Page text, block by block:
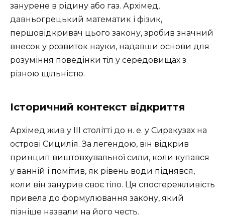
занурене в рідину або газ. Архімед,
давньогрецький математик і фізик,
першовідкривач цього закону, зробив значний
внесок у розвиток науки, надавши основи для
розуміння поведінки тіл у середовищах з
різною щільністю.
Історичний контекст відкриття
Архімед жив у III столітті до н. е. у Сиракузах на
острові Сицилія. За легендою, він відкрив
принцип виштовхувальної сили, коли купався
у ванній і помітив, як рівень води піднявся,
коли він занурив своє тіло. Ця спостережливість
привела до формулювання закону, який
пізніше назвали на його честь.